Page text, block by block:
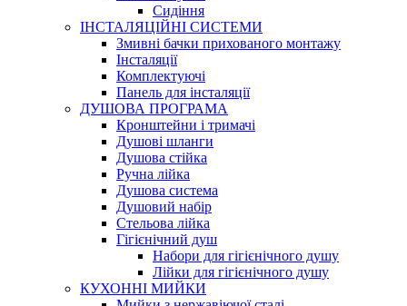
Сидіння
ІНСТАЛЯЦІЙНІ СИСТЕМИ
Змивні бачки прихованого монтажу
Інсталяції
Комплектуючі
Панель для інсталяції
ДУШОВА ПРОГРАМА
Кронштейни і тримачі
Душові шланги
Душова стійка
Ручна лійка
Душова система
Душовий набір
Стельова лійка
Гігієнічний душ
Набори для гігієнічного душу
Лійки для гігієнічного душу
КУХОННІ МИЙКИ